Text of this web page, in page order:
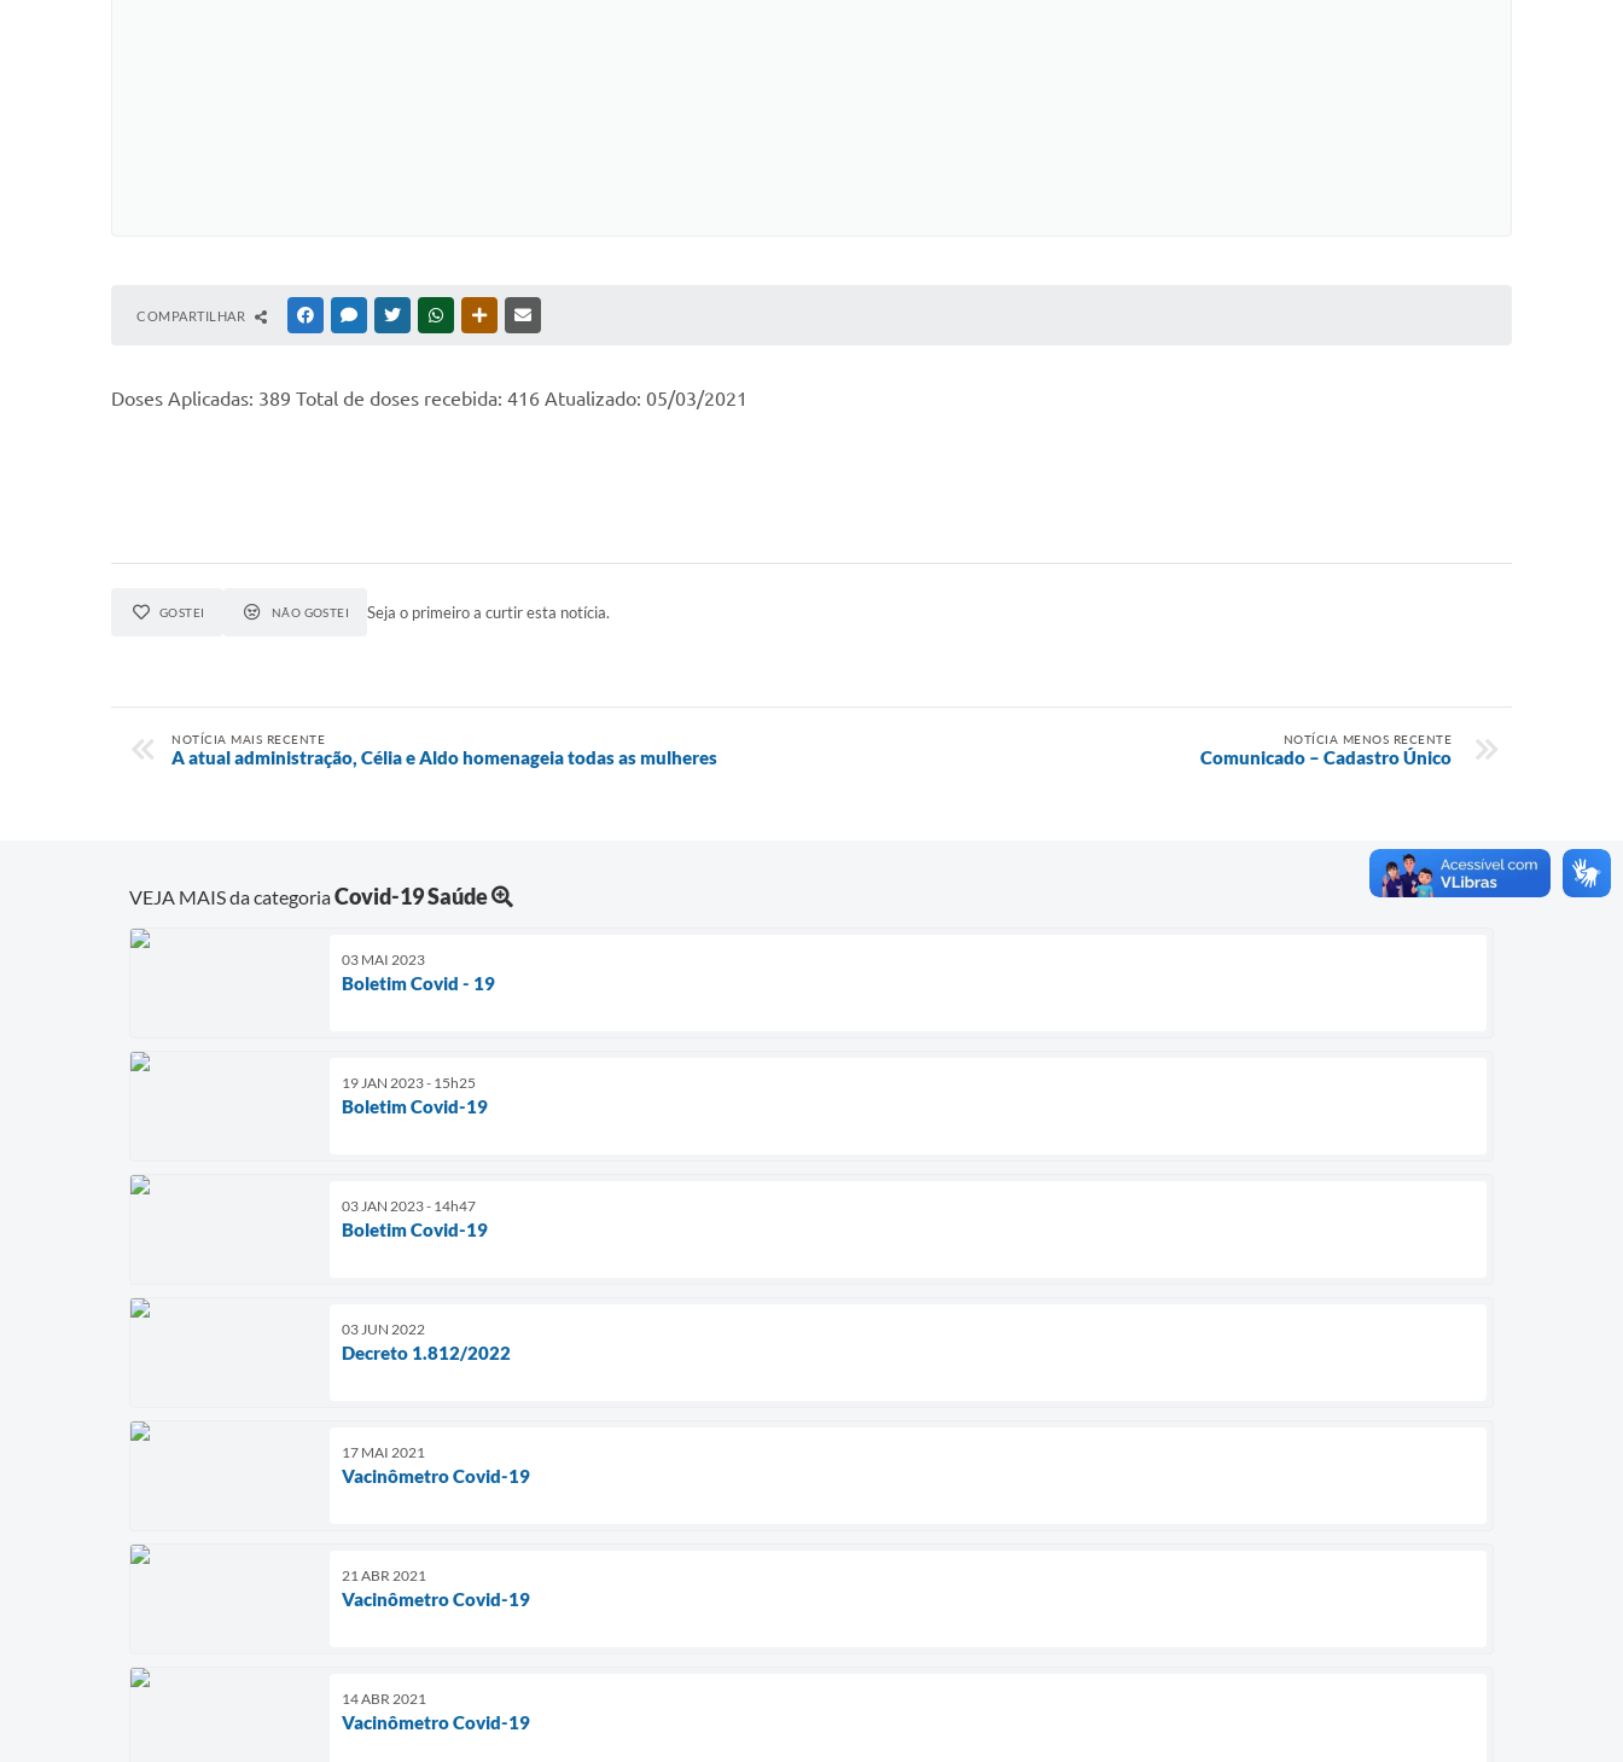
COMPARTILHAR FACEBOOKMESSENGER
TWITTERWHATSAPPOUTRAS MÍDIAS
Doses Aplicadas: 389 Total de doses recebida: 416 Atualizado: 05/03/2021
GOSTEI NÃO GOSTEI Seja o primeiro a curtir esta notícia.
NOTÍCIA MAIS RECENTE
A atual administração, Célia e Aldo homenageia todas as mulheres
NOTÍCIA MENOS RECENTE
Comunicado – Cadastro Único
VEJA MAIS da categoriaCovid-19 Saúde
03 MAI 2023
Boletim Covid - 19
19 JAN 2023 - 15h25
Boletim Covid-19
03 JAN 2023 - 14h47
Boletim Covid-19
03 JUN 2022
Decreto 1.812/2022
17 MAI 2021
Vacinômetro Covid-19
21 ABR 2021
Vacinômetro Covid-19
14 ABR 2021
Vacinômetro Covid-19